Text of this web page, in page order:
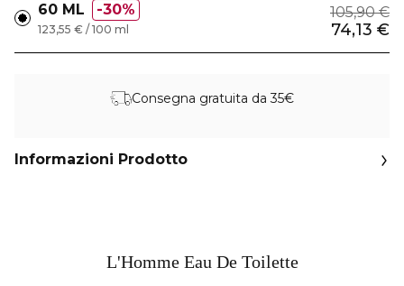
60 ML 30% 105,90 €
74,13 €
123,55 € / 100 ml
Consegna gratuita da 35€
Informazioni Prodotto
L'Homme Eau De Toilette